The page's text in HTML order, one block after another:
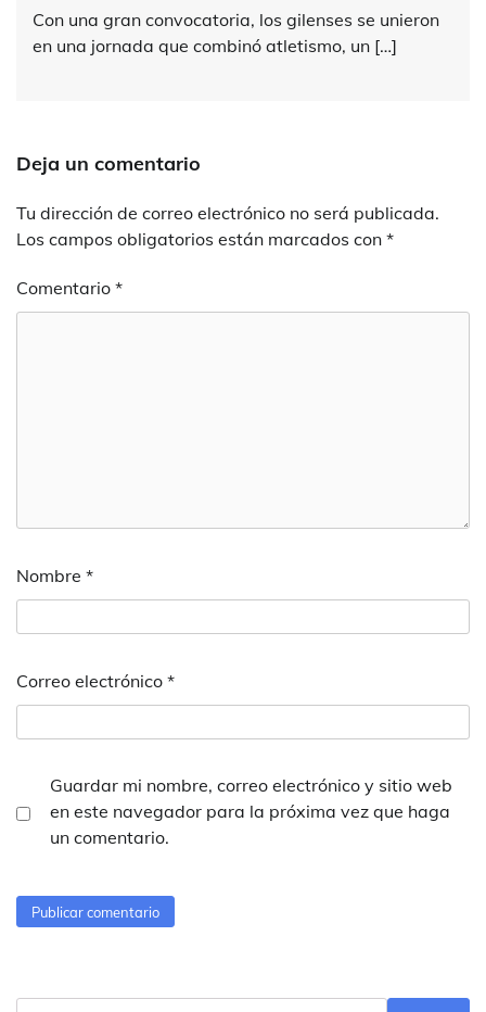
Con una gran convocatoria, los gilenses se unieron
en una jornada que combinó atletismo, un […]
Deja un comentario
Tu dirección de correo electrónico no será publicada.
Los campos obligatorios están marcados con *
Comentario *
Nombre *
Correo electrónico *
Guardar mi nombre, correo electrónico y sitio web
en este navegador para la próxima vez que haga
un comentario.